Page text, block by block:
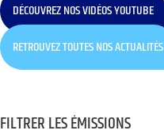
DÉCOUVREZ NOS VIDÉOS YOUTUBE
RETROUVEZ TOUTES NOS ACTUALITÉS
FILTRER LES ÉMISSIONS